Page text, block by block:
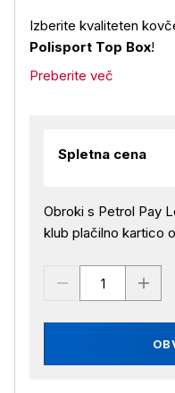
Izberite kvaliteten
Polisport Top Box!
Preberite več
Spletna cena
Obroki s Petrol Pay
klub plačilno kartico